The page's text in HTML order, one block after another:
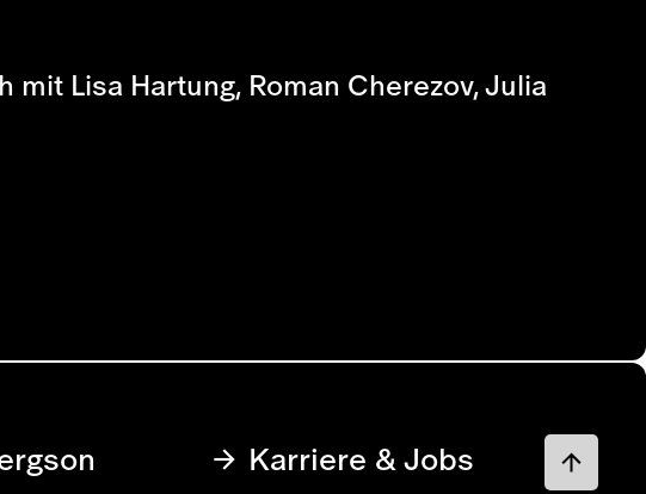
Lisa Hartung, Roman Cherezov, Julia
Karriere & Jobs